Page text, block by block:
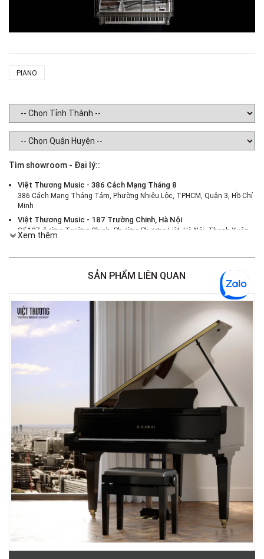
PIANO
Tìm showroom - Đại lý::
Việt Thương Music - 386 Cách Mạng Tháng 8
386 Cách Mạng Tháng Tám, Phường Nhiêu Lộc, TPHCM, Quận 3, Hồ Chí
Minh
Việt Thương Music - 187 Trường Chinh, Hà Nội
Số 187 đường Trường Chinh, Phường Phương Liệt, Hà Nội, Thanh Xuân ,
Hà Nội
Việt Thương Music - Crescent Mall
6F-01 Tầng 6 Trung Tâm Thương Mại Crescent Mall, 101 Tôn Dật Tiên,
Phường Tân Mỹ, TPHCM, Quận 7, Hồ Chí Minh
Việt Thương Music - 180 Võ Thị Sáu
180B Võ Thị Sáu, Phường Xuân Hòa, TPHCM, Quận 3, Hồ Chí Minh
Việt Thương Music - 369 Điện Biên Phủ
369 Điện Biên Phủ, Phường Bàn Cờ, TPHCM, Quận 3, Hồ Chí Minh
Việt Thương Music - 102Q An Dương Vương
102Q Đường An Dương Vương, Phường An Đông, TPHCM, Quận 5, Hồ Chí
Việt Thương Music - 49E Phan Đăng Lưu
49E Phan Đăng Lưu, Phường Bình Thạnh, TPHCM, Quận Bình Thạnh, Hồ
Việt Thương Music - Phường Gò Vấp
11 Đường số 3, Khu dân cư Cityland Park Hill, Phường Gò Vấp, TPHCM,
Quận Gò Vấp, Hồ Chí Minh
Việt Thương Music - 12 Quốc Hương
Tầng G, Tòa nhà Thảo Điền Pearl, 12 Quốc Hương, Phường An Khánh,
TPHCM, Quận 2, Hồ Chí Minh
Việt Thương Music - 442 Lũy Bán Bích
442 Lũy Bán Bích, Phường Tân Phú, TPHCM, Quận Tân Phú, Hồ Chí Minh
Việt Thương Music - Thanh Khê
344 Nguyễn Văn Linh, Phường Thanh Khê, Đà Nẵng, Thanh Khê, Đà Nẵng
Việt Thương Music - 357 Cộng Hòa
Xem thêm
SẢN PHẨM LIÊN QUAN